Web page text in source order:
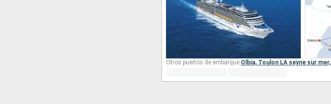
Otros puertos de embarque:Olbia, Toulon LA seyne sur mer,